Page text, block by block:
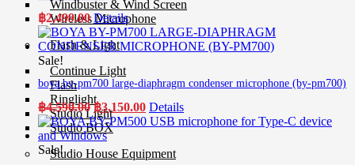
Windbuster & Wind Screen
Wireless Microphone
Flash & Light
Continue Light
Flash
Ringlight
Studio Light
Studio BOX
Studio House Equipment
฿2,499.00 Details
Sale!
boya by-pm700 large-diaphragm condenser microphone (by-pm700)
฿4,590.00Original
price
was:
฿4,590.00.
฿3,150.00Current
price
฿3,150.00.
Details
Sale!